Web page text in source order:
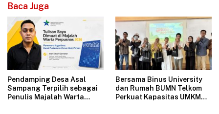
Baca Juga
Pendamping Desa Asal
Sampang Terpilih sebagai
Penulis Majalah Warta
Bersama Binus University
dan Rumah BUMN Telkom
Perkuat Kapasitas UMKM